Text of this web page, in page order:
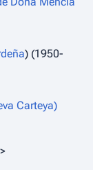
) (1950-
Carteya)